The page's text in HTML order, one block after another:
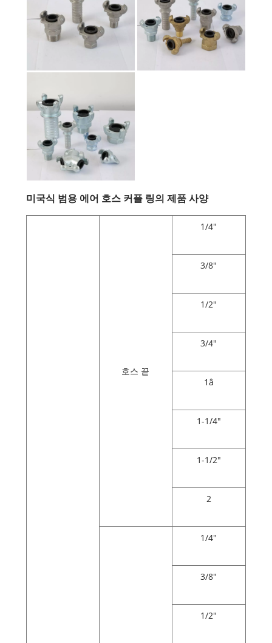
미국식 범용 에어 호스 커플 링의 제품 사양
호스 끝
1/4"
3/8"
1/2"
3/4"
1â
1-1/4"
1-1/2"
2
1/4"
3/8"
1/2"